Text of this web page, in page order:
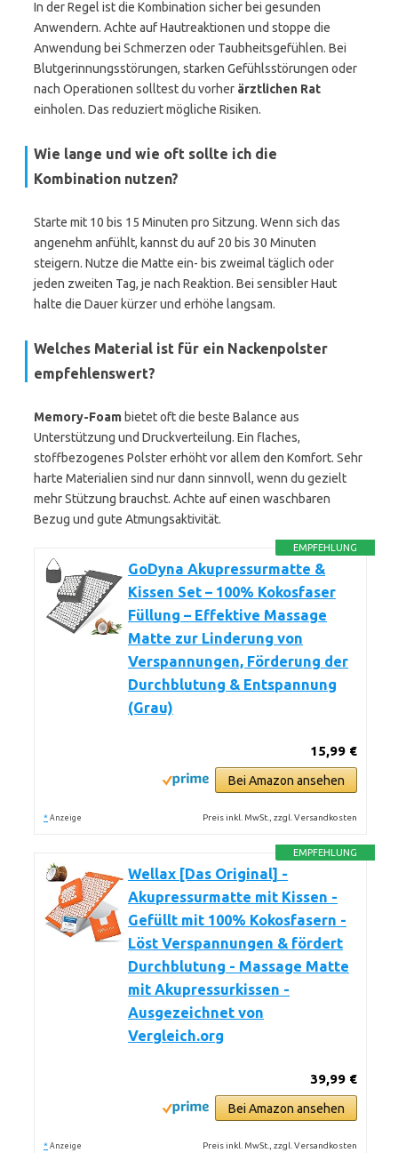
In der Regel ist die Kombination sicher bei gesunden
Anwendern. Achte auf Hautreaktionen und stoppe die
Anwendung bei Schmerzen oder Taubheitsgefühlen. Bei
Blutgerinnungsstörungen, starken Gefühlsstörungen oder
nach Operationen solltest du vorher ärztlichen Rat
einholen. Das reduziert mögliche Risiken.
Wie lange und wie oft sollte ich die
Kombination nutzen?
Starte mit 10 bis 15 Minuten pro Sitzung. Wenn sich das
angenehm anfühlt, kannst du auf 20 bis 30 Minuten
steigern. Nutze die Matte ein- bis zweimal täglich oder
jeden zweiten Tag, je nach Reaktion. Bei sensibler Haut
halte die Dauer kürzer und erhöhe langsam.
Welches Material ist für ein Nackenpolster
empfehlenswert?
Memory-Foam bietet oft die beste Balance aus
Unterstützung und Druckverteilung. Ein flaches,
stoffbezogenes Polster erhöht vor allem den Komfort. Sehr
harte Materialien sind nur dann sinnvoll, wenn du gezielt
mehr Stützung brauchst. Achte auf einen waschbaren
Bezug und gute Atmungsaktivität.
EMPFEHLUNG
GoDyna Akupressurmatte &
Kissen Set – 100% Kokosfaser
Füllung – Effektive Massage
Matte zur Linderung von
Verspannungen, Förderung der
Durchblutung & Entspannung
(Grau)
15,99 €
Bei Amazon ansehen
* Anzeige Preis inkl. MwSt., zzgl. Versandkosten
EMPFEHLUNG
Wellax [Das Original] -
Akupressurmatte mit Kissen -
Gefüllt mit 100% Kokosfasern -
Löst Verspannungen & fördert
Durchblutung - Massage Matte
mit Akupressurkissen -
Ausgezeichnet von
Vergleich.org
39,99 €
Bei Amazon ansehen
* Anzeige Preis inkl. MwSt., zzgl. Versandkosten